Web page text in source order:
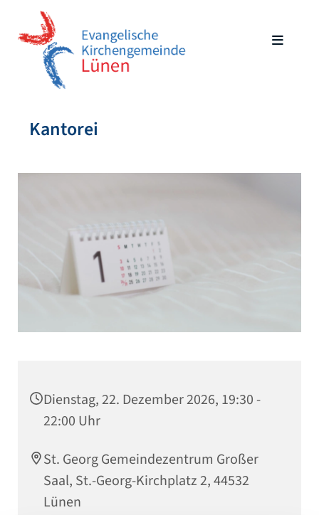
Kantorei
Dienstag, 22. Dezember 2026, 19:30 -
22:00 Uhr
St. Georg Gemeindezentrum Großer
Saal, St.-Georg-Kirchplatz 2, 44532
Lünen